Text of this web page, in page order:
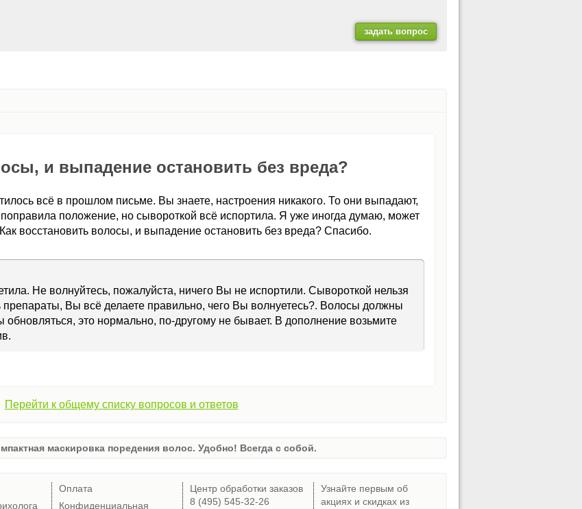
и выпадение остановить без вреда?
всё в прошлом письме. Вы знаете, настроения никакого. То они выпадают,
положение, но сывороткой всё испортила. Я уже иногда думаю, может
Как восстановить волосы, и выпадение остановить без вреда? Спасибо.
Не волнуйтесь, пожалуйста, ничего Вы не испортили. Сывороткой нельзя
препараты, Вы всё делаете правильно, чего Вы волнуетесь?. Волосы должны
это нормально, по-другому не бывает. В дополнение возьмите
Перейти к общему списку вопросов и ответов
маскировка поредения волос. Удобно! Всегда с собой.
Оплата
Конфиденциальная
Центр обработки заказов
8 (495) 545-32-26
Узнайте первым об
акциях и скидках из